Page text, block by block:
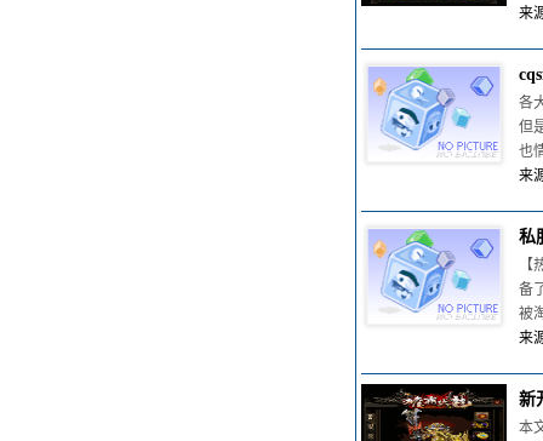
来
各
但
也
来
私
备
被
来
新
本